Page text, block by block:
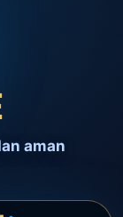
aman